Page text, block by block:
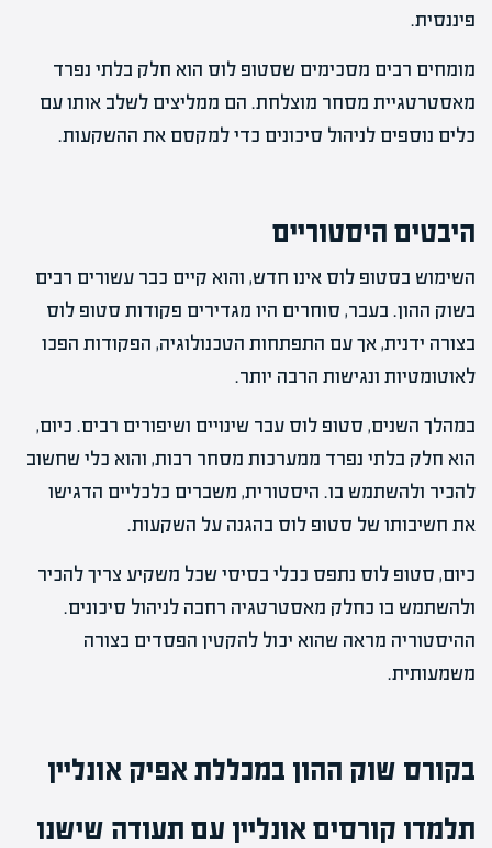
פיננסית.
מומחים רבים מסכימים שסטופ לוס הוא חלק בלתי נפרד
מאסטרטגיית מסחר מוצלחת. הם ממליצים לשלב אותו עם
כלים נוספים לניהול סיכונים כדי למקסם את ההשקעות.
היבטים היסטוריים
השימוש בסטופ לוס אינו חדש, והוא קיים כבר עשורים רבים
בשוק ההון. בעבר, סוחרים היו מגדירים פקודות סטופ לוס
בצורה ידנית, אך עם התפתחות הטכנולוגיה, הפקודות הפכו
לאוטומטיות ונגישות הרבה יותר.
במהלך השנים, סטופ לוס עבר שינויים ושיפורים רבים. כיום,
הוא חלק בלתי נפרד ממערכות מסחר רבות, והוא כלי שחשוב
להכיר ולהשתמש בו. היסטורית, משברים כלכליים הדגישו
את חשיבותו של סטופ לוס בהגנה על השקעות.
כיום, סטופ לוס נתפס ככלי בסיסי שכל משקיע צריך להכיר
ולהשתמש בו כחלק מאסטרטגיה רחבה לניהול סיכונים.
ההיסטוריה מראה שהוא יכול להקטין הפסדים בצורה
משמעותית.
בקורס שוק ההון במכללת אפיק אונליין
תלמדו קורסים אונליין עם תעודה שישנו